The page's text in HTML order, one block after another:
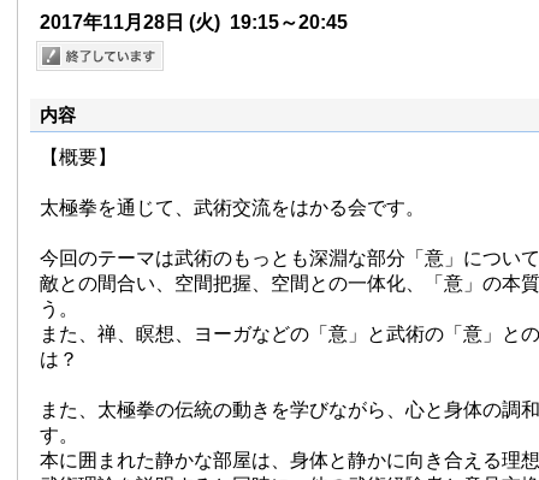
2017年11月28日 (火) 19:15～20:45
内容
【概要】
太極拳を通じて、武術交流をはかる会です。
今回のテーマは武術のもっとも深淵な部分「意」につい
敵との間合い、空間把握、空間との一体化、「意」の本
う。
また、禅、瞑想、ヨーガなどの「意」と武術の「意」と
は？
また、太極拳の伝統の動きを学びながら、心と身体の調
す。
本に囲まれた静かな部屋は、身体と静かに向き合える理